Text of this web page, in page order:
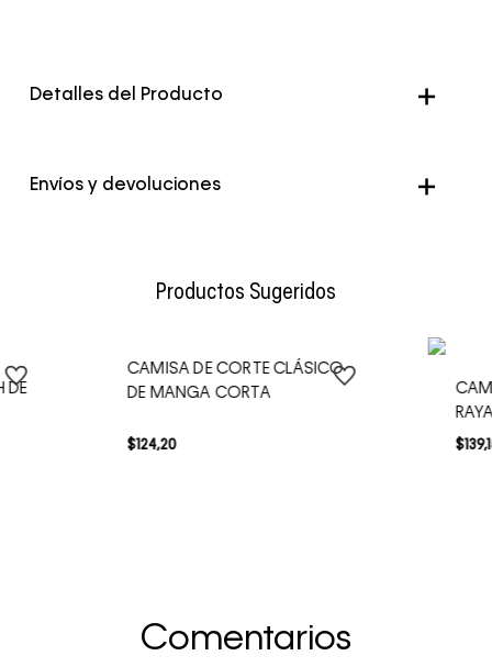
Detalles del Producto
Genero Hombre
Envíos y devoluciones
Productos Sugeridos
DE
CAMISA DE CORTE CLÁSICO
DE MANGA CORTA
$124,20 $139,
Comentarios